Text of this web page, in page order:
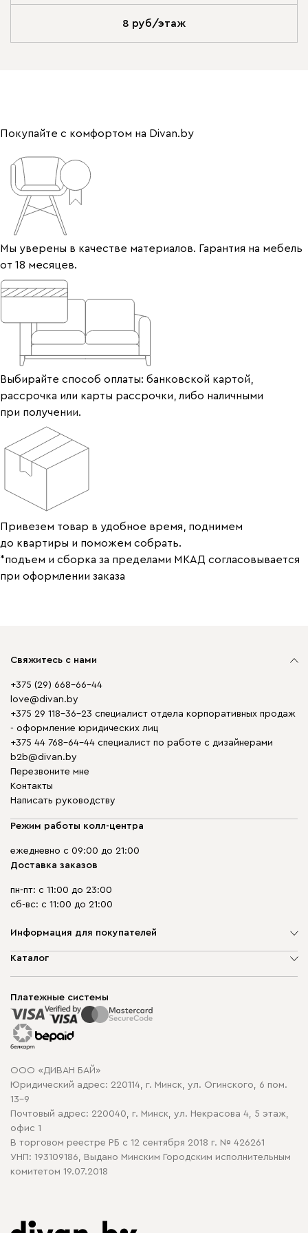
8 руб/этаж
Покупайте с комфортом на Divan.by
Мы уверены в качестве материалов. Гарантия на мебель
от 18 месяцев.
Выбирайте способ оплаты: банковской картой,
рассрочка или карты рассрочки, либо наличными
при получении.
Привезем товар в удобное время, поднимем
до квартиры и поможем собрать.
*подъем и сборка за пределами МКАД согласовывается
при оформлении заказа
Свяжитесь с нами
+375 (29) 668-66-44
love@divan.by
+375 29 118-36-23 специалист отдела корпоративных продаж
- оформление юридических лиц
+375 44 768-64-44 специалист по работе с дизайнерами
b2b@divan.by
Перезвоните мне
Контакты
Написать руководству
Режим работы колл-центра
ежедневно с 09:00 до 21:00
Доставка заказов
пн-пт: с 11:00 до 23:00
сб-вс: с 11:00 до 21:00
Информация для покупателей
О компании
Способы оплаты
Рассрочка и кредит
Гарантия
Карта сайта
Политика конфиденциальности
Политика в отношении обработки cookie
Каталог
Корпусная мебель
Распродажа мебели
Платежные системы
ООО «ДИВАН БАЙ»
Юридический адрес: 220114, г. Минск, ул. Огинского, 6 пом.
13-9
Почтовый адрес: 220040, г. Минск, ул. Некрасова 4, 5 этаж,
офис 1
В торговом реестре РБ с 12 сентября 2018 г. № 426261
УНП: 193109186, Выдано Минским Городским исполнительным
комитетом 19.07.2018